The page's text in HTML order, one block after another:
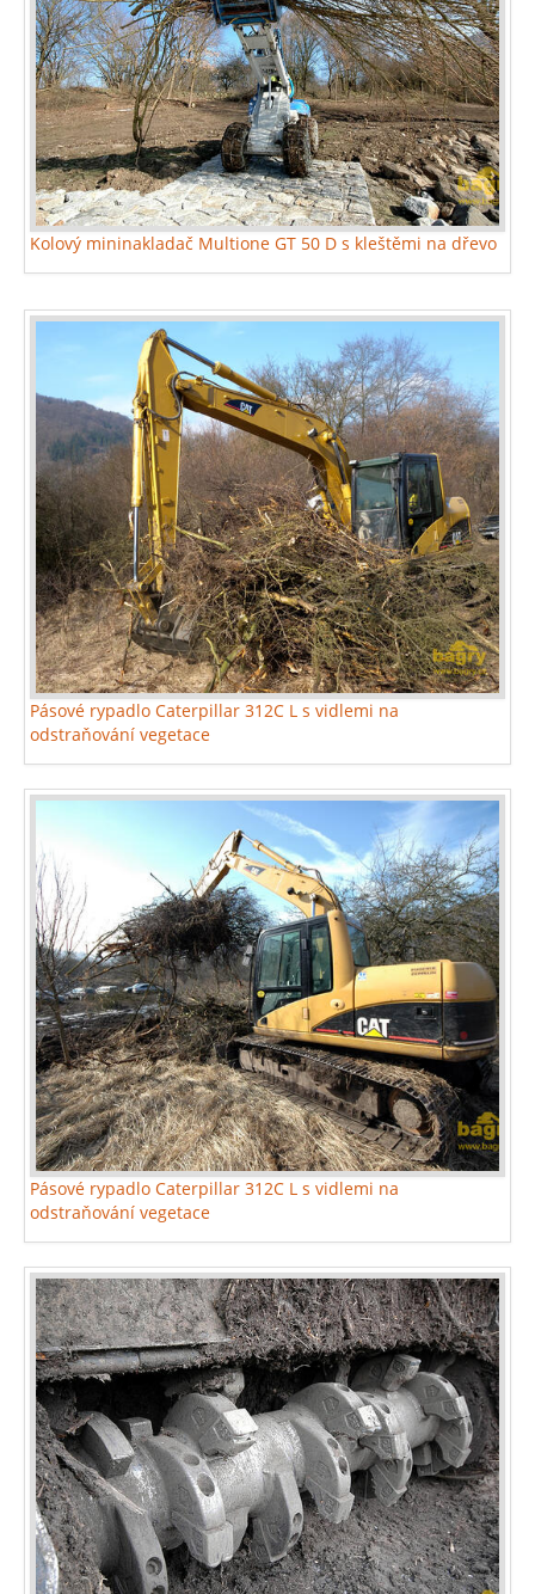
Kolový mininakladač Multione GT 50 D s kleštěmi na dřevo
Pásové rypadlo Caterpillar 312C L s vidlemi na
odstraňování vegetace
Pásové rypadlo Caterpillar 312C L s vidlemi na
odstraňování vegetace